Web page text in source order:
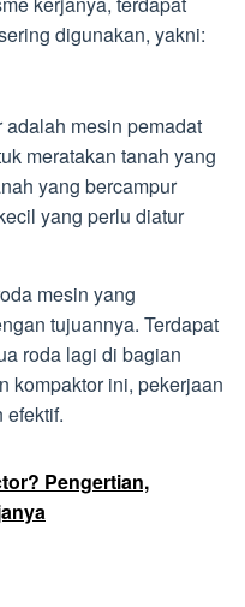
digunakan, yakni:
mesin pemadat
meratakan tanah yang
yang bercampur
yang perlu diatur
mesin yang
tujuannya. Terdapat
roda lagi di bagian
kompaktor ini, pekerjaan
efektif.
Pengertian,